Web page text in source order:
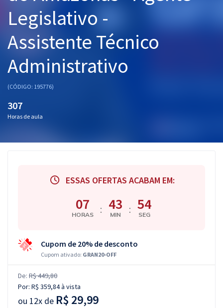
OAB
Mentorias
Questões grátis
Aprovados
Legislativo -
Assistente Técnico
Administrativo
(CÓDIGO: 195776)
307
Horas de aula
ESSAS OFERTAS ACABAM EM:
07
HORAS : 43
MIN : 53
SEG
Cupom de 20% de desconto
Cupom ativado: GRAN20-OFF
De: R$ 449,80
Por: R$ 359,84à vista
ou 12x de R$ 29,99